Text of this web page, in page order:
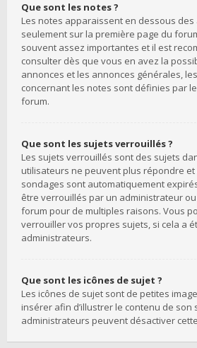
Que sont les notes ?
Les notes apparaissent en dessous
seulement sur la première page du
souvent assez importantes et il est
consulter dès que vous en avez la
annonces et les annonces générales,
concernant les notes sont définies par
forum.
Que sont les sujets verrouillés ?
Les sujets verrouillés sont des sujets
utilisateurs ne peuvent plus répondre
sondages sont automatiquement
être verrouillés par un administrateur
forum pour de multiples raisons. Vous
verrouiller vos propres sujets, si cela a
administrateurs.
Que sont les icônes de sujet ?
Les icônes de sujet sont de petites
insérer afin d’illustrer le contenu de son
administrateurs peuvent désactiver